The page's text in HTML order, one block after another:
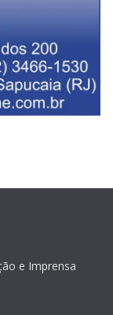
e Imprensa